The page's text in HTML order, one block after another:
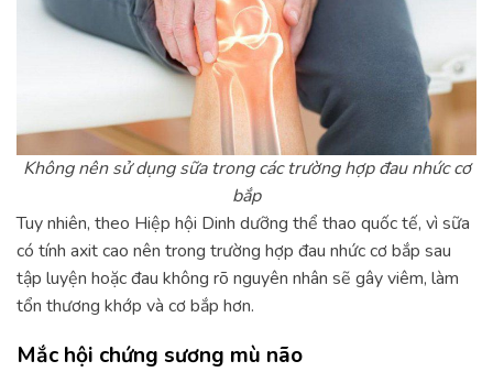
Không nên sử dụng sữa trong các trường hợp đau nhức cơ
bắp
Tuy nhiên, theo Hiệp hội Dinh dưỡng thể thao quốc tế, vì sữa
có tính axit cao nên trong trường hợp đau nhức cơ bắp sau
tập luyện hoặc đau không rõ nguyên nhân sẽ gây viêm, làm
tổn thương khớp và cơ bắp hơn.
Mắc hội chứng sương mù não